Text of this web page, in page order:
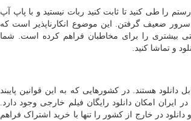
را طی کنید تا ثابت کنید ربات نیستید و با پاپ آپ
سرور ضعیف گرفتن. این موضوع انکارناپذیر است که
بیشتری را برای مخاطبان فراهم کرده است. شما
و تماشا کنید.
هستند. در کشورهایی که به این قوانین پایبند
امکان دانلود رایگان فیلم خارجی وجود دارد.
در خارج از کشور را تنها با خرید اشتراک فراهم